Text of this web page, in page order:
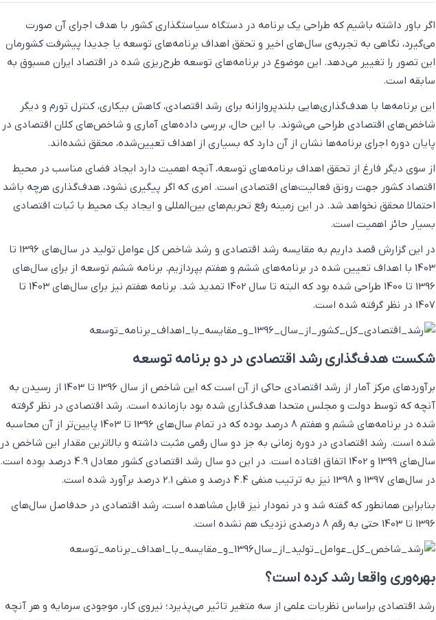
اگر باور داشته باشیم که طراحی یک برنامه در دستگاه سیاستگذاری کشور با هدف اجرای آن صورت
می‌گیرد، نگاهی به تجربه‌ی سال‌های اخیر و تحقق اهداف برنامه‌های توسعه یا جدیدا پیشرفت کشورمان
این تصور را تغییر می‌دهد. این موضوع در برنامه‌های توسعه طرح‌ریزی شده در اقتصاد ایران مسبوق به
سابقه است.
این برنامه‌ها با هدف‌گذاری‌هایی بلندپروازانه برای رشد اقتصادی، کاهش بیکاری، کنترل تورم و دیگر
شاخص‌های اقتصادی طراحی می‌شوند. با این حال، بررسی داده‌های آماری و شاخص‌های کلان اقتصادی در
پایان دوره اجرای برنامه‌ها نشان از آن دارد که بسیاری از اهداف تعیین‌شده، محقق نشده‌اند.
از سوی دیگر فارغ از تحقق اهداف برنامه‌های توسعه، آنچه اهمیت دارد ایجاد فضای مناسب در محیط
اقتصاد کشور جهت رونق فعالیت‌های اقتصادی است. امری که اگر پیگیری نشود، هدف‌گذاری هرچه باشد
احتمالا محقق نخواهد شد. در این زمینه رفع تحریم‌های بین‌المللی و ایجاد یک محیط با ثبات اقتصادی
بسیار حائز اهمیت است.
در این گزارش قصد داریم به مقایسه رشد اقتصادی و رشد شاخص کل عوامل تولید در سال‌های 1396 تا
1403 با اهداف تعیین شده در برنامه‌های ششم و هفتم بپردازیم. برنامه ششم توسعه از برای سال‌های
1396 تا 1400 طراحی شده بود که البته تا سال 1402 تمدید شد. برنامه هفتم نیز برای سال‌های 1403 تا
1407 در نظر گرفته شده است.
شکست هدف‌گذاری رشد اقتصادی در دو برنامه توسعه
برآوردهای مرکز آمار از رشد اقتصادی حاکی از آن است که این شاخص از سال 1396 تا 1403 از رسیدن به
آنچه که توسط دولت و مجلس متحدا هدف‌گذاری شده بود بازمانده است. رشد اقتصادی در نظر گرفته
شده در برنامه‌های ششم و هفتم 8 درصد بوده که در تمام سال‌های 1396 تا 1403 پایین‌تر از آن محاسبه
شده است. رشد اقتصادی در دوره زمانی به جز دو سال رقمی مثبت داشته و بالاترین مقدار این شاخص در
سال‌های 1399 و 1402 اتفاق افتاده است. در این دو سال رشد اقتصادی کشور معادل 4.9 درصد بوده است.
در سال‌های 1397 و 1398 نیز به ترتیب منفی 4.4 درصد و منفی 2.1 درصد برآورد شده است.
بنابراین همانطور که گفته شد و در نمودار نیز قابل مشاهده است، رشد اقتصادی در حدفاصل سال‌های
1396 تا 1403 حتی به رقم 8 درصدی نزدیک هم نشده است.
بهره‌وری واقعا رشد کرده است؟
رشد اقتصادی براساس نظریات علمی از سه متغیر تاثیر می‌پذیرد؛ نیروی‌ کار، موجودی سرمایه و هر آنچه